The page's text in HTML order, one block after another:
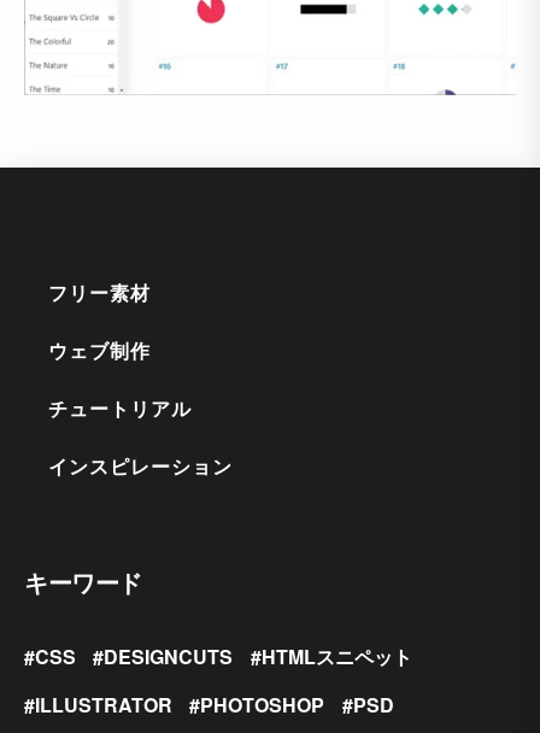
フリー素材
ウェブ制作
チュートリアル
インスピレーション
キーワード
CSS DESIGNCUTS
HTMLスニペット
ILLUSTRATOR
PHOTOSHOP
PSD